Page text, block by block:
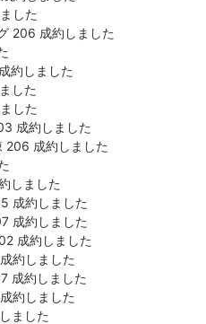
した
206 成約しました
約しました
した
した
成約しました
206 成約しました
しました
成約しました
成約しました
成約しました
約しました
成約しました
約しました
ました